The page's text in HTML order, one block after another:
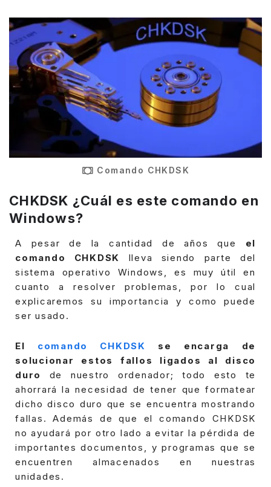
Comando CHKDSK
CHKDSK ¿Cuál es este comando en
Windows?
A pesar de la cantidad de años que el
comando CHKDSK
lleva siendo parte del
sistema operativo Windows, es muy útil en
cuanto a resolver problemas, por lo cual
explicaremos su importancia y como puede
ser usado.
El comando CHKDSK
se encarga de
solucionar estos fallos ligados al disco
duro
de nuestro ordenador; todo esto te
ahorrará la necesidad de tener que formatear
dicho disco duro que se encuentra mostrando
fallas.Además de que el comando CHKDSK
no ayudará por otro lado a evitar la pérdida de
importantes documentos, y programas que se
encuentren almacenados en nuestras
unidades.